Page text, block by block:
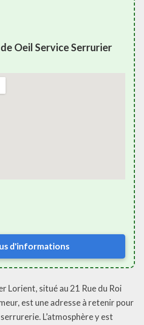
Oeil Service Serrurier
d'informations
Lorient, situé au 21 Rue du Roi
est une adresse à retenir pour
L’atmosphère y est